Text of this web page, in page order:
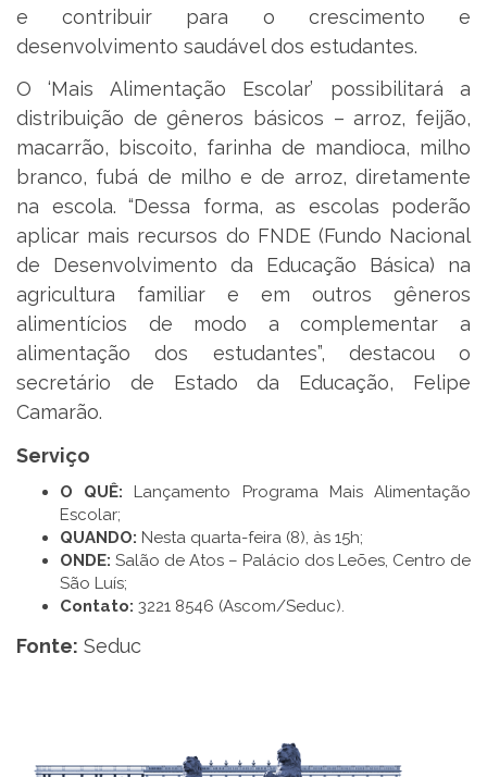
e contribuir para o crescimento e
desenvolvimento saudável dos estudantes.
O ‘Mais Alimentação Escolar’ possibilitará a
distribuição de gêneros básicos – arroz, feijão,
macarrão, biscoito, farinha de mandioca, milho
branco, fubá de milho e de arroz, diretamente
na escola. “Dessa forma, as escolas poderão
aplicar mais recursos do FNDE (Fundo Nacional
de Desenvolvimento da Educação Básica) na
agricultura familiar e em outros gêneros
alimentícios de modo a complementar a
alimentação dos estudantes”, destacou o
secretário de Estado da Educação, Felipe
Camarão.
Serviço
O QUÊ: Lançamento Programa Mais Alimentação
Escolar;
QUANDO: Nesta quarta-feira (8), às 15h;
ONDE: Salão de Atos – Palácio dos Leões, Centro de
São Luís;
Contato: 3221 8546 (Ascom/Seduc).
Fonte: Seduc